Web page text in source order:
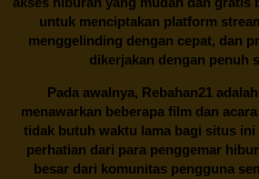
untuk menciptakan platform
menggelinding dengan cepat, dan
dikerjakan dengan penuh
Pada awalnya, Rebahan21
menawarkan beberapa film dan
tidak butuh waktu lama bagi situs ini
perhatian dari para penggemar
besar dari komunitas pengguna